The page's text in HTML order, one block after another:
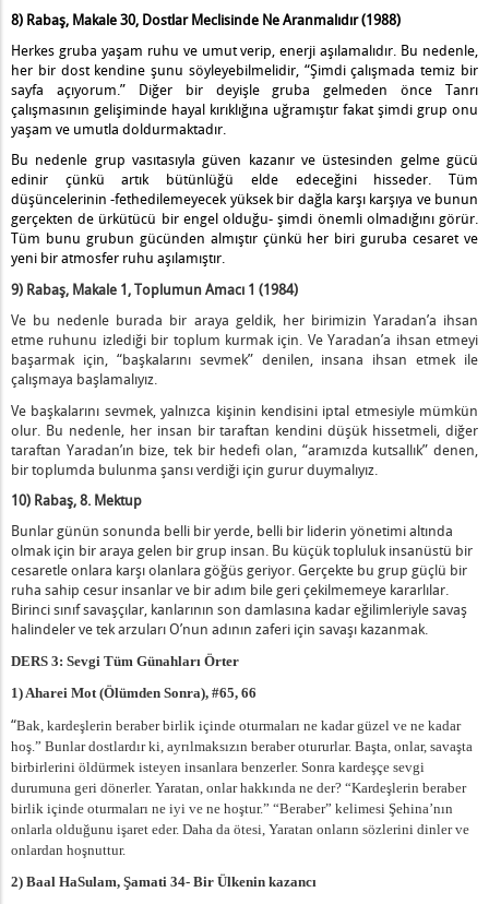
8) Rabaş, Makale 30, Dostlar Meclisinde Ne Aranmalıdır (1988)
Herkes gruba yaşam ruhu ve umut verip, enerji aşılamalıdır. Bu nedenle,
her bir dost kendine şunu söyleyebilmelidir, “Şimdi çalışmada temiz bir
sayfa açıyorum.” Diğer bir deyişle gruba gelmeden önce Tanrı
çalışmasının gelişiminde hayal kırıklığına uğramıştır fakat şimdi grup onu
yaşam ve umutla doldurmaktadır.
Bu nedenle grup vasıtasıyla güven kazanır ve üstesinden gelme gücü
edinir çünkü artık bütünlüğü elde edeceğini hisseder. Tüm
düşüncelerinin -fethedilemeyecek yüksek bir dağla karşı karşıya ve bunun
gerçekten de ürkütücü bir engel olduğu- şimdi önemli olmadığını görür.
Tüm bunu grubun gücünden almıştır çünkü her biri guruba cesaret ve
yeni bir atmosfer ruhu aşılamıştır.
9) Rabaş, Makale 1,Toplumun Amacı 1 (1984)
Ve bu nedenle burada bir araya geldik, her birimizin Yaradan’a ihsan
etme ruhunu izlediği bir toplum kurmak için. Ve Yaradan’a ihsan etmeyi
başarmak için, “başkalarını sevmek” denilen, insana ihsan etmek ile
çalışmaya başlamalıyız.
Ve başkalarını sevmek, yalnızca kişinin kendisini iptal etmesiyle mümkün
olur. Bu nedenle, her insan bir taraftan kendini düşük hissetmeli, diğer
taraftan Yaradan’ın bize, tek bir hedefi olan, “aramızda kutsallık” denen,
bir toplumda bulunma şansı verdiği için gurur duymalıyız.
10) Rabaş, 8. Mektup
Bunlar günün sonunda belli bir yerde, belli bir liderin yönetimi altında
olmak için bir araya gelen bir grup insan. Bu küçük topluluk insanüstü bir
cesaretle onlara karşı olanlara göğüs geriyor. Gerçekte bu grup güçlü bir
ruha sahip cesur insanlar ve bir adım bile geri çekilmemeye kararlılar.
Birinci sınıf savaşçılar, kanlarının son damlasına kadar eğilimleriyle savaş
halindeler ve tek arzuları O’nun adının zaferi için savaşı kazanmak.
DERS 3: Sevgi Tüm Günahları Örter
1) Aharei Mot (Ölümden Sonra), #65, 66
“Bak, kardeşlerin beraber birlik içinde oturmaları ne kadar güzel ve ne kadar
hoş.” Bunlar dostlardır ki, ayrılmaksızın beraber otururlar. Başta, onlar, savaşta
birbirlerini öldürmek isteyen insanlara benzerler. Sonra kardeşçe sevgi
durumuna geri dönerler. Yaratan, onlar hakkında ne der? “Kardeşlerin beraber
birlik içinde oturmaları ne iyi ve ne hoştur.” “Beraber” kelimesi Şehina’nın
onlarla olduğunu işaret eder. Daha da ötesi, Yaratan onların sözlerini dinler ve
onlardan hoşnuttur.
2) Baal HaSulam, Şamati 34- Bir Ülkenin kazancı